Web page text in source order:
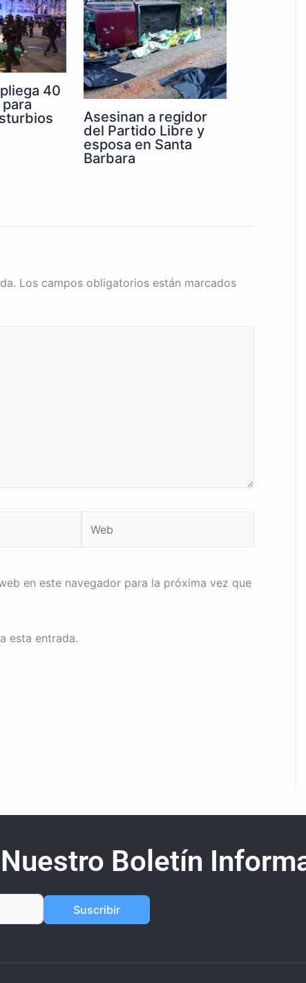
40
Asesinan a regidor
del Partido Libre y
esposa en Santa
Barbara
Los campos obligatorios están marcados
en este navegador para la próxima vez que
esta entrada.
Boletín
Suscribir